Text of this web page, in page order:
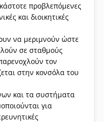
προβλεπόμενες
και διοικητικές
να μεριμνούν ώστε
σε σταθμούς
τον
στην κονσόλα του
και τα συστήματα
για